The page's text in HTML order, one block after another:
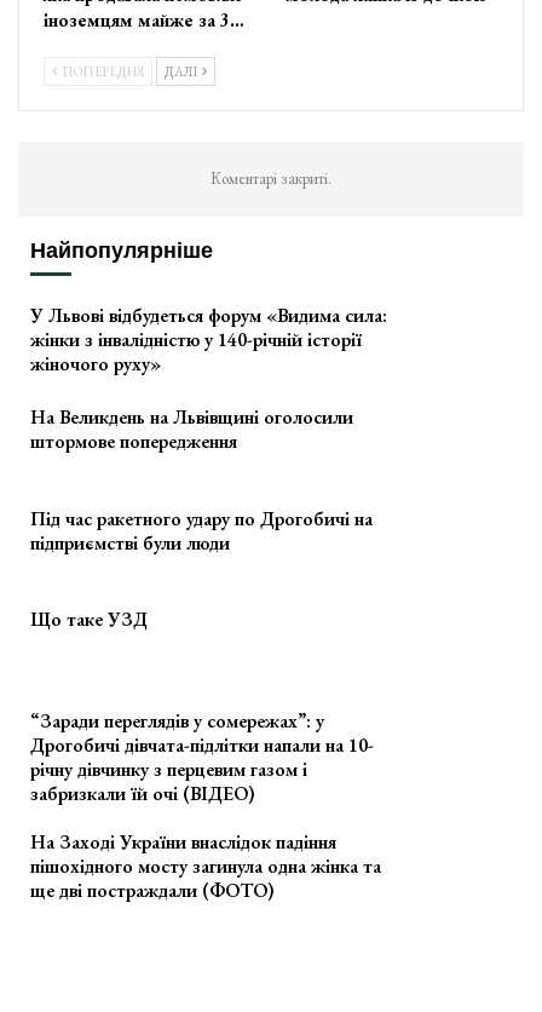
іноземцям майже за 3…
ПОПЕРЕДНЯ ДАЛІ
Коментарі закриті.
Найпопулярніше
У Львові відбудеться форум «Видима сила:
жінки з інвалідністю у 140-річній історії
жіночого руху»
На Великдень на Львівщині оголосили
штормове попередження
Під час ракетного удару по Дрогобичі на
підприємстві були люди
Що таке УЗД
“Заради переглядів у сомережах”: у
Дрогобичі дівчата-підлітки напали на 10-
річну дівчинку з перцевим газом і
забризкали їй очі (ВІДЕО)
На Заході України внаслідок падіння
пішохідного мосту загинула одна жінка та
ще дві постраждали (ФОТО)